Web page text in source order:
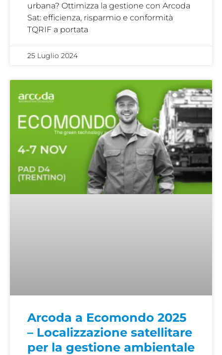
urbana? Ottimizza la gestione con Arcoda
Sat: efficienza, risparmio e conformità
TQRIF a portata
25 Luglio 2024
Arcoda a Ecomondo 2025
– Localizzazione satellitare
per la gestione ambientale